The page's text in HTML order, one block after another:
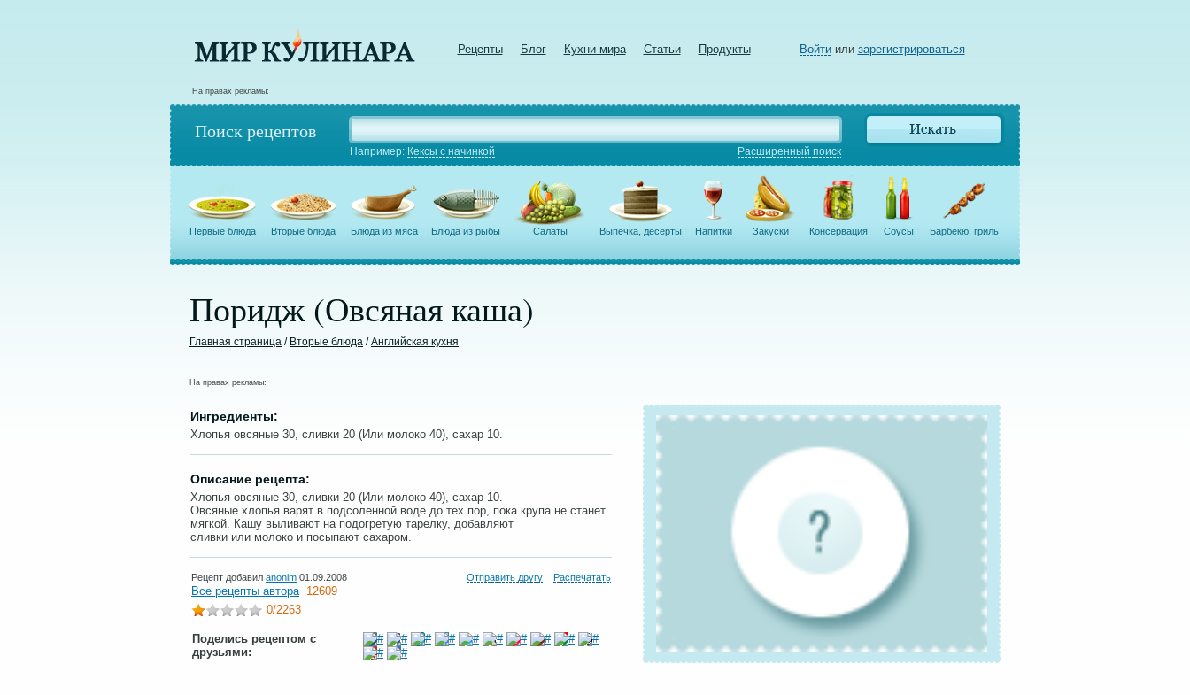
Рецепты Блог Кухни мира Статьи Продукты Войтиили зарегистрироваться
На правах рекламы:
Поиск рецептов
Например: Кексы с начинкой Расширенный поиск
Первые блюда Вторые блюда Блюда из мяса Блюда из рыбы Салаты Выпечка, десерты Напитки Закуски Консервация Соусы Барбекю, гриль
Поридж (Овсяная каша)
Главная страница / Вторые блюда /Английская кухня
На правах рекламы:
Ингредиенты:
Хлопья овсяные 30, сливки 20 (Или молоко 40), сахар 10.
Описание рецепта:
Хлопья овсяные 30, сливки 20 (Или молоко 40), сахар 10.
Овсяные хлопья варят в подсоленной воде до тех пор, пока крупа не станет
мягкой. Кашу выливают на подогретую тарелку, добавляют
сливки или молоко и посыпают сахаром.
Рецепт добавил anonim 01.09.2008 Отправить другу Распечатать
Все рецепты автора 12609
0/2263
Поделись рецептом с
друзьями: